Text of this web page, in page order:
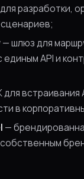
разработки,
— шлюз для
единым API и
для встраивания
в
—
собственным